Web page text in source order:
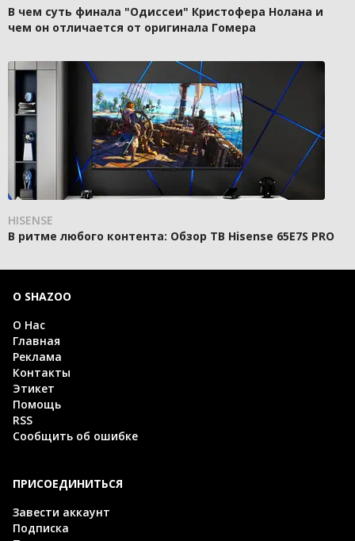
В чем суть финала "Одиссеи" Кристофера Нолана и
чем он отличается от оригинала Гомера
HISENSE
В ритме любого контента: Обзор ТВ Hisense 65E7S PRO
О SHAZOO
О Нас
Главная
Реклама
Контакты
Этикет
Помощь
RSS
Сообщить об ошибке
ПРИСОЕДИНИТЬСЯ
Завести аккаунт
Подписка